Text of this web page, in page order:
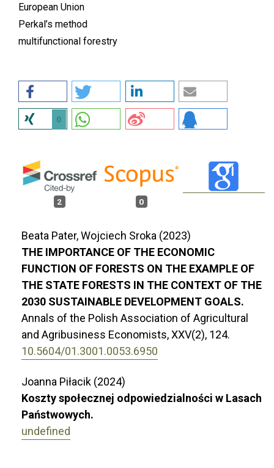
European Union
Perkal’s method
multifunctional forestry
0
2 0
Beata Pater, Wojciech Sroka (2023)
THE IMPORTANCE OF THE ECONOMIC
FUNCTION OF FORESTS ON THE EXAMPLE OF
THE STATE FORESTS IN THE CONTEXT OF THE
2030 SUSTAINABLE DEVELOPMENT GOALS.
Annals of the Polish Association of Agricultural
and Agribusiness Economists,XXV(2), 124.
10.5604/01.3001.0053.6950
Joanna Piłacik (2024)
Koszty społecznej odpowiedzialności w Lasach
Państwowych.
undefined